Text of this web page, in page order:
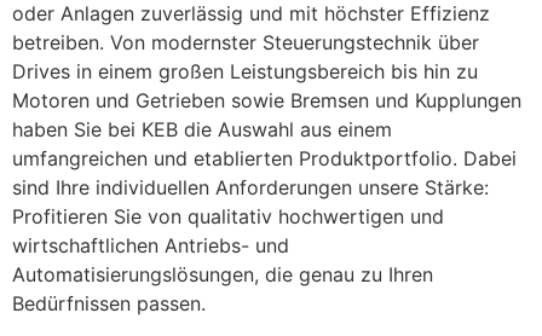
oder Anlagen zuverlässig und mit höchster Effizienz
betreiben. Von modernster Steuerungstechnik über
Drives in einem großen Leistungsbereich bis hin zu
Motoren und Getrieben sowie Bremsen und Kupplungen
haben Sie bei KEB die Auswahl aus einem
umfangreichen und etablierten Produktportfolio. Dabei
sind Ihre individuellen Anforderungen unsere Stärke:
Profitieren Sie von qualitativ hochwertigen und
wirtschaftlichen Antriebs- und
Automatisierungslösungen, die genau zu Ihren
Bedürfnissen passen.